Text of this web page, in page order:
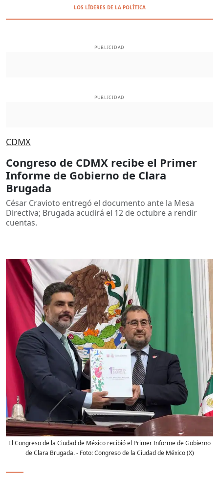
LOS LÍDERES DE LA POLÍTICA
PUBLICIDAD
PUBLICIDAD
CDMX
Congreso de CDMX recibe el Primer
Informe de Gobierno de Clara
Brugada
César Cravioto entregó el documento ante la Mesa
Directiva; Brugada acudirá el 12 de octubre a rendir
cuentas.
El Congreso de la Ciudad de México recibió el Primer Informe de Gobierno
de Clara Brugada.- Foto:Congreso de la Ciudad de México (X)